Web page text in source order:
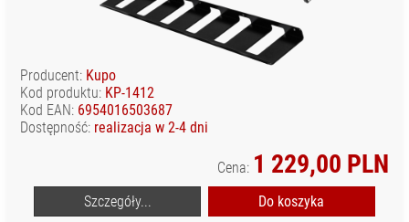
Producent: Kupo
Kod produktu: KP-1412
Kod EAN: 6954016503687
Dostępność: realizacja w 2-4 dni
Cena: 1 229,00 PLN
Szczegóły... Do koszyka